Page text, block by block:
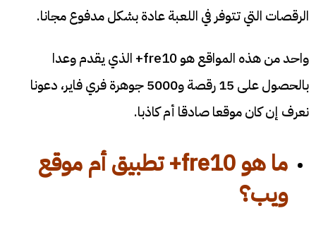
الرقصات التي تتوفر في اللعبة عادة بشكل مدفوع مجانا.
واحد من هذه المواقع هو fre10+ الذي يقدم وعدا
بالحصول على 15 رقصة و5000 جوهرة فري فاير، دعونا
نعرف إن كان موقعا صادقا أم كاذبا.
ما هوfre10
+تطبيق أم موقع
ويب؟